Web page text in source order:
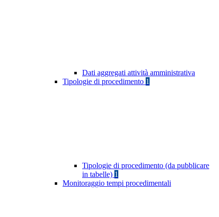
Dati aggregati attività amministrativa
Tipologie di procedimento 1
Tipologie di procedimento (da pubblicare
in tabelle) 1
Monitoraggio tempi procedimentali